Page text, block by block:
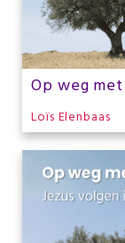
Op weg
Loïs Elenbaas